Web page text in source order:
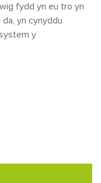
fydd yn eu tro yn
yn cynyddu
y